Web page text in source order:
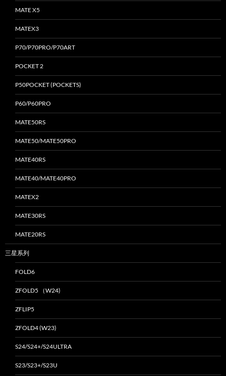
MATE X5
MATEX3
P70/P70PRO/P70ART
POCKET 2
P50POCKET (POCKETS)
P60/P60PRO
MATE50RS
MATE50/MATE50PRO
MATE40RS
MATE40/MATE40PRO
MATEX2
MATE30RS
MATE20RS
三星系列
FOLD6
ZFOLD5 （W24)
ZFLIP5
ZFOLD4 (W23)
S24/S24+/S24ULTRA
S23/S23+/S23U